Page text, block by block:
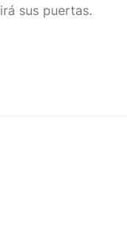
sus puertas.